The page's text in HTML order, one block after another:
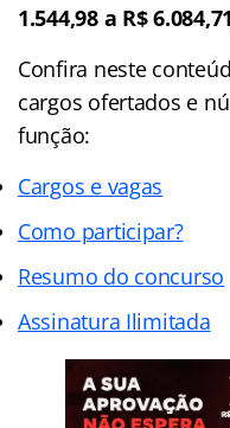
1.544,98 a R$ 6.084,71
Confira neste
cargos ofertados e
função:
Cargos e vagas
Como participar?
Resumo do concurso
Assinatura Ilimitada